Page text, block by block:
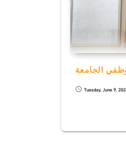
الجامعة
schedule Tuesday, June 9,